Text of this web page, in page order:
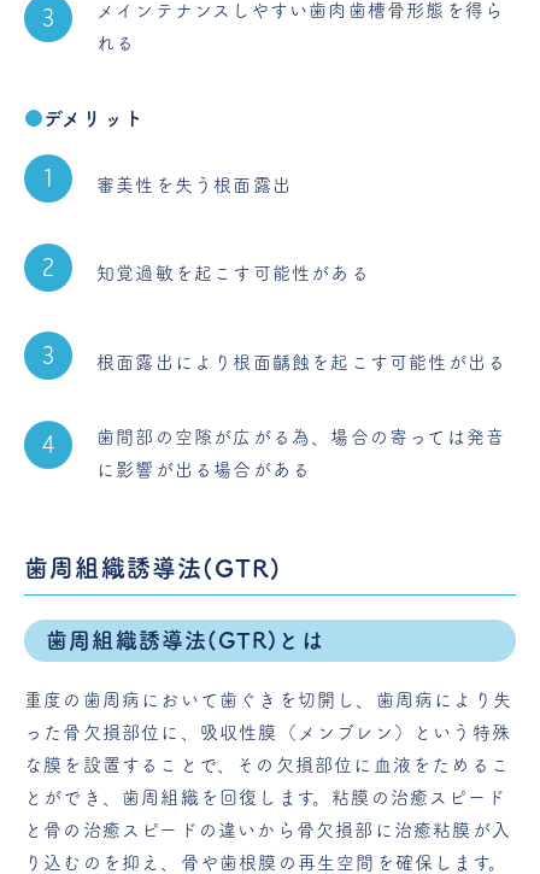
メインテナンスしやすい歯肉歯槽骨形態を得ら
れる
デメリット
審美性を失う根面露出
知覚過敏を起こす可能性がある
根面露出により根面齲蝕を起こす可能性が出る
歯間部の空隙が広がる為、場合の寄っては発音
に影響が出る場合がある
歯周組織誘導法(GTR)
歯周組織誘導法(GTR)とは
重度の歯周病において歯ぐきを切開し、歯周病により失
った骨欠損部位に、吸収性膜（メンブレン）という特殊
な膜を設置することで、その欠損部位に血液をためるこ
とができ、歯周組織を回復します。粘膜の治癒スピード
と骨の治癒スピードの違いから骨欠損部に治癒粘膜が入
り込むのを抑え、骨や歯根膜の再生空間を確保します。